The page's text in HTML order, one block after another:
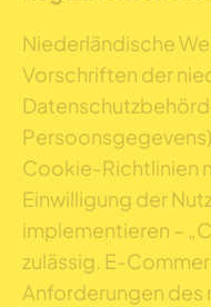
Niederländische
Vorschriften der
Cookie-Richtlinien
Einwilligung der
implementieren –
zulässig. E-
Anforderungen des